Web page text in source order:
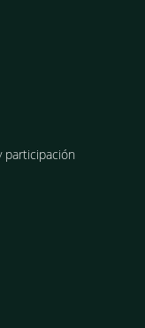
participación